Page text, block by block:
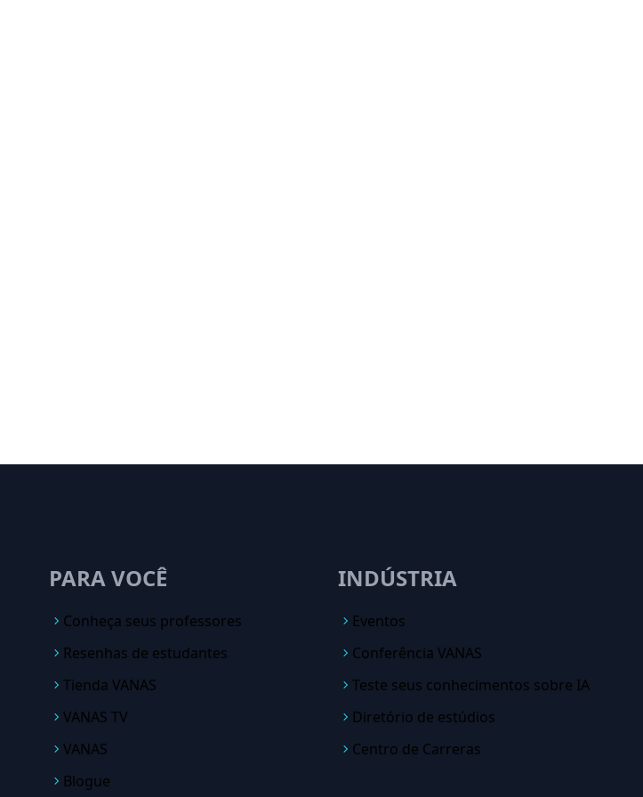
PARA VOCÊ
Conheça seus professores
Resenhas de estudantes
Tienda VANAS
VANAS TV
VANAS
Blogue
INDÚSTRIA
Eventos
Conferência VANAS
Teste seus conhecimentos sobre IA
Diretório de estúdios
Centro de Carreras